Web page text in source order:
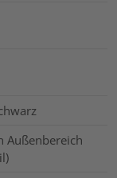
Außenbereich